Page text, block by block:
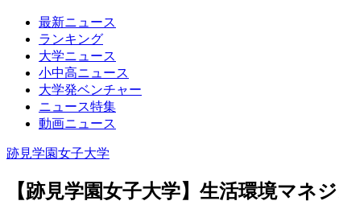
最新ニュース
ランキング
大学ニュース
小中高ニュース
大学発ベンチャー
ニュース特集
動画ニュース
跡見学園女子大学
【跡見学園女子大学】生活環境マ